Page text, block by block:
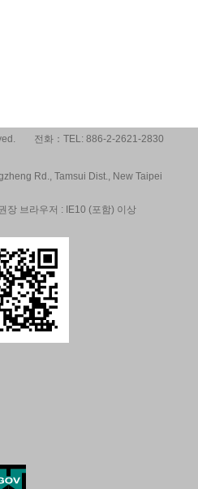
전화：TEL: 886-2-2621-2830
Rd., Tamsui Dist., New Taipei
장 브라우저 : IE10 (포함) 이상